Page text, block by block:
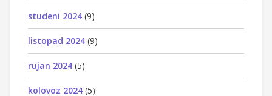
studeni 2024 (9)
listopad 2024 (9)
rujan 2024 (5)
kolovoz 2024 (5)